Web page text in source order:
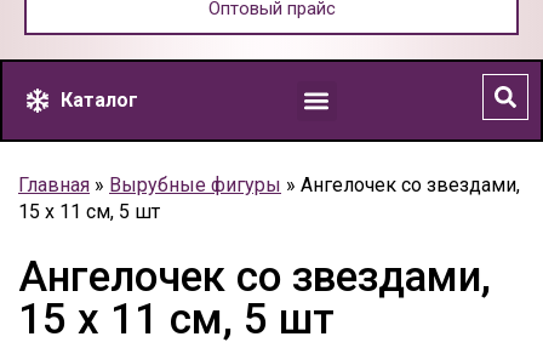
Оптовый прайс
Каталог
Главная » Вырубные фигуры » Ангелочек со звездами,
15 х 11 см, 5 шт
Ангелочек со звездами,
15 х 11 см, 5 шт